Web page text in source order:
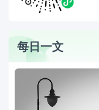
每日一文